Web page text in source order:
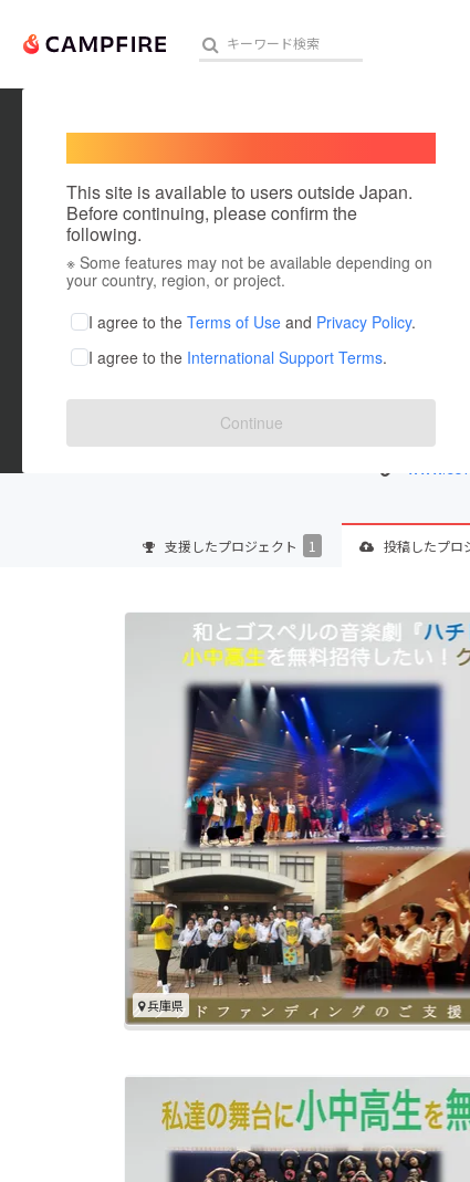
人気のプロジェクト 注目
アート・写真
テクノロジー・ガジェット
映像・映画
ビジネス・起業
まちづくり・地域活性化
This site is available to users outside Japan.
Before continuing, please confirm the
following.
※ Some features may not be available depending on
your country, region, or project.
I agree to the Terms of Use and Privacy Policy.
I agree to the International Support Terms.
Continue
これまで
出身国：日本
2021年4月
こっている
支援したプロジェクト 1 投稿したプロ
兵庫県